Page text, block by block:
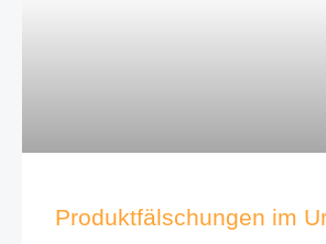
Produktfälschungen im